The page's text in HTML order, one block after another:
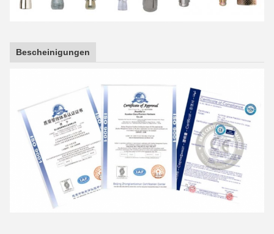
Bescheinigungen